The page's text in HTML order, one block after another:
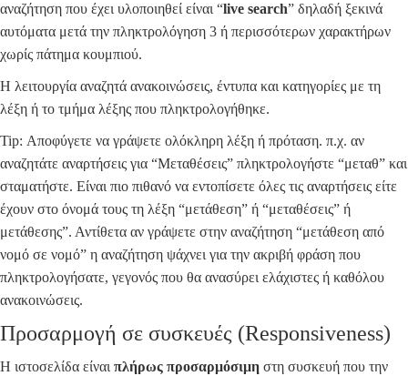
αναζήτηση που έχει υλοποιηθεί είναι “live search” δηλαδή ξεκινά
αυτόματα μετά την πληκτρολόγηση 3 ή περισσότερων χαρακτήρων
χωρίς πάτημα κουμπιού.
Η λειτουργία αναζητά ανακοινώσεις, έντυπα και κατηγορίες με τη
λέξη ή το τμήμα λέξης που πληκτρολογήθηκε.
Tip: Αποφύγετε να γράψετε ολόκληρη λέξη ή πρόταση. π.χ. αν
αναζητάτε αναρτήσεις για “Μεταθέσεις” πληκτρολογήστε “μεταθ” και
σταματήστε. Είναι πιο πιθανό να εντοπίσετε όλες τις αναρτήσεις είτε
έχουν στο όνομά τους τη λέξη “μετάθεση” ή “μεταθέσεις” ή
μετάθεσης”. Αντίθετα αν γράψετε στην αναζήτηση “μετάθεση από
νομό σε νομό” η αναζήτηση ψάχνει για την ακριβή φράση που
πληκτρολογήσατε, γεγονός που θα ανασύρει ελάχιστες ή καθόλου
ανακοινώσεις.
Προσαρμογή σε συσκευές (Responsiveness)
Η ιστοσελίδα είναι πλήρως προσαρμόσιμη στη συσκευή που την